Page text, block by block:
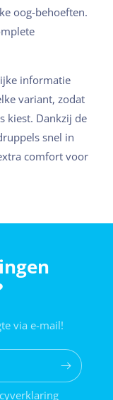
oog-behoeften.
informatie
variant, zodat
kiest. Dankzij de
snel in
comfort voor
via e-mail!